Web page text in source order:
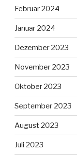
Februar 2024
Januar 2024
Dezember 2023
November 2023
Oktober 2023
September 2023
August 2023
Juli 2023